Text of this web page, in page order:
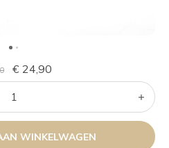
€ 24,90
WINKELWAGEN